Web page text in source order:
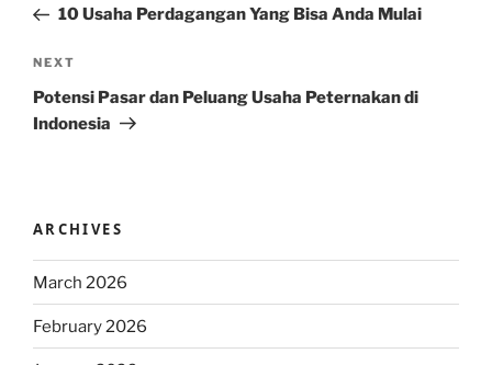
Post10 Usaha Perdagangan Yang Bisa Anda Mulai
Next
Post
NEXT
Potensi Pasar dan Peluang Usaha Peternakan di
Indonesia
ARCHIVES
March 2026
February 2026